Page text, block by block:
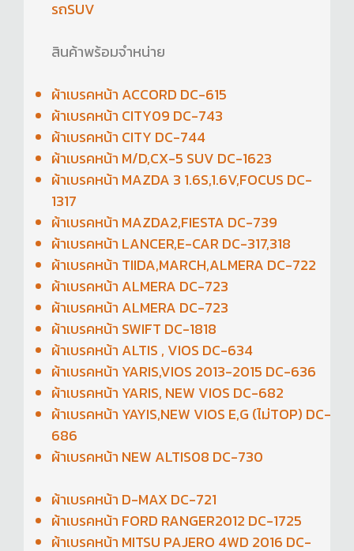
รถSUV
สินค้าพร้อมจำหน่าย
ผ้าเบรคหน้า ACCORD DC-615
ผ้าเบรคหน้า CITY09 DC-743
ผ้าเบรคหน้า CITY DC-744
ผ้าเบรคหน้า M/D,CX-5 SUV DC-1623
ผ้าเบรคหน้า MAZDA 3 1.6S,1.6V,FOCUS DC-
1317
ผ้าเบรคหน้า MAZDA2,FIESTA DC-739
ผ้าเบรคหน้า LANCER,E-CAR DC-317,318
ผ้าเบรคหน้า TIIDA,MARCH,ALMERA DC-722
ผ้าเบรคหน้า ALMERA DC-723
ผ้าเบรคหน้า ALMERA DC-723
ผ้าเบรคหน้า SWIFT DC-1818
ผ้าเบรคหน้า ALTIS , VIOS DC-634
ผ้าเบรคหน้า YARIS,VIOS 2013-2015 DC-636
ผ้าเบรคหน้า YARIS, NEW VIOS DC-682
ผ้าเบรคหน้า YAYIS,NEW VIOS E,G (ไม่TOP) DC-
686
ผ้าเบรคหน้า NEW ALTIS08 DC-730
ผ้าเบรคหน้า D-MAX DC-721
ผ้าเบรคหน้า FORD RANGER2012 DC-1725
ผ้าเบรคหน้า MITSU PAJERO 4WD 2016 DC-